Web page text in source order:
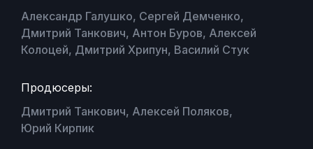
Александр Галушко, Сергей Демченко,
Дмитрий Танкович, Антон Буров, Алексей
Колоцей, Дмитрий Хрипун, Василий Стук
Продюсеры:
Дмитрий Танкович, Алексей Поляков,
Юрий Кирпик